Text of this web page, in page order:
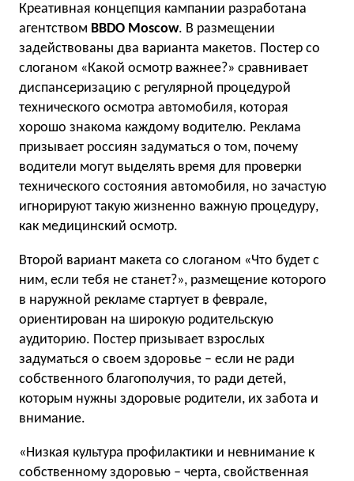
Креативная концепция кампании разработана
агентством BBDO Moscow. В размещении
задействованы два варианта макетов. Постер со
слоганом «Какой осмотр важнее?» сравнивает
диспансеризацию с регулярной процедурой
технического осмотра автомобиля, которая
хорошо знакома каждому водителю. Реклама
призывает россиян задуматься о том, почему
водители могут выделять время для проверки
технического состояния автомобиля, но зачастую
игнорируют такую жизненно важную процедуру,
как медицинский осмотр.
Второй вариант макета со слоганом «Что будет с
ним, если тебя не станет?», размещение которого
в наружной рекламе стартует в феврале,
ориентирован на широкую родительскую
аудиторию. Постер призывает взрослых
задуматься о своем здоровье – если не ради
собственного благополучия, то ради детей,
которым нужны здоровые родители, их забота и
внимание.
«Низкая культура профилактики и невнимание к
собственному здоровью – черта, свойственная